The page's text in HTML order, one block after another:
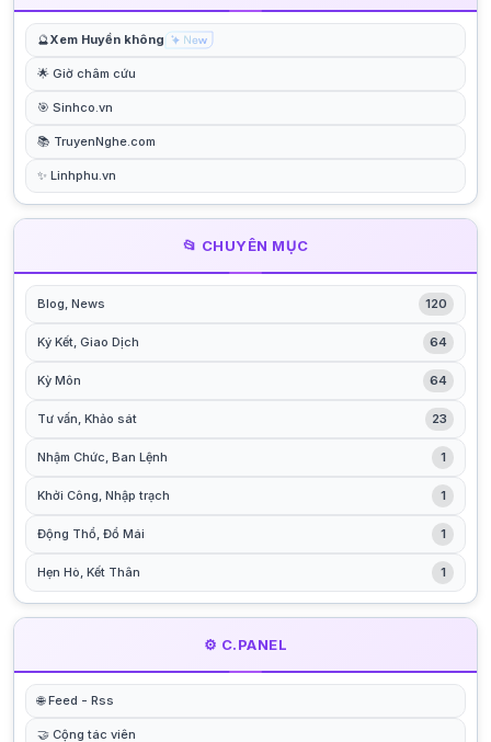
🔮Xem Huyền không
🌟 Giờ châm cứu
🎯 Sinhco.vn
📚 TruyenNghe.com
✨ Linhphu.vn
📂 CHUYÊN MỤC
Blog, News 120
Ký Kết, Giao Dịch 64
Kỳ Môn 64
Tư vấn, Khảo sát 23
Nhậm Chức, Ban Lệnh 1
Khởi Công, Nhập trạch 1
Động Thổ, Đổ Mái 1
Hẹn Hò, Kết Thân 1
⚙️ C.PANEL
🌐 Feed - Rss
🤝 Cộng tác viên